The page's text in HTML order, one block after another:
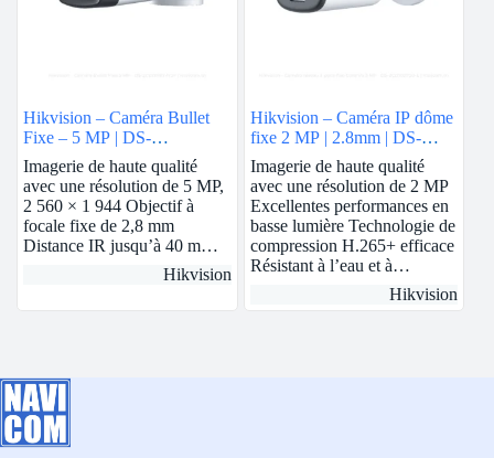
Hikvision – Caméra Bullet
Fixe – 5 MP | DS-
2CE17H0T-IT3F
Imagerie de haute qualité
avec une résolution de 5 MP,
2 560 × 1 944 Objectif à
focale fixe de 2,8 mm
Distance IR jusqu’à 40 m…
Hikvision
Hikvision – Caméra IP dôme
fixe 2 MP | 2.8mm | DS-
2CD1123G0E-I
Imagerie de haute qualité
avec une résolution de 2 MP
Excellentes performances en
basse lumière Technologie de
compression H.265+ efficace
Résistant à l’eau et à…
Hikvision